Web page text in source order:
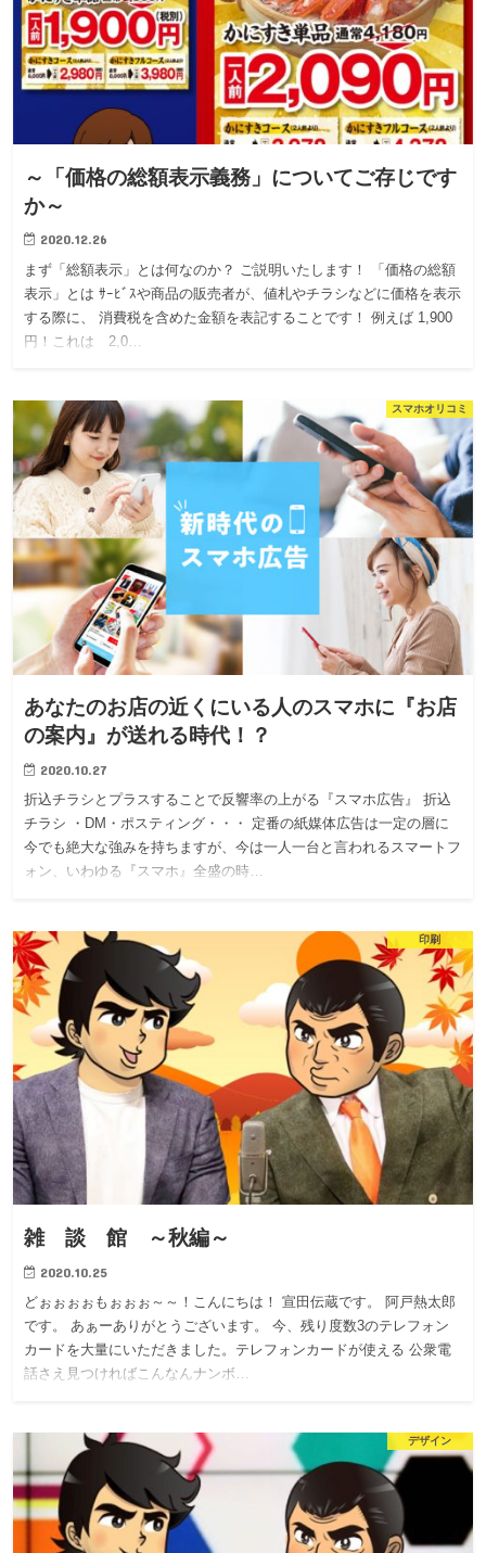
～「価格の総額表示義務」についてご存じです
か～
2020.12.26
まず「総額表示」とは何なのか？ ご説明いたします！ 「価格の総額
表示」とは ｻｰﾋﾞｽや商品の販売者が、値札やチラシなどに価格を表示
する際に、 消費税を含めた金額を表記することです！ 例えば 1,900
円！これは 2,0…
スマホオリコミ
あなたのお店の近くにいる人のスマホに『お店
の案内』が送れる時代！？
2020.10.27
折込チラシとプラスすることで反響率の上がる『スマホ広告』 折込
チラシ ・DM・ポスティング・・・ 定番の紙媒体広告は一定の層に
今でも絶大な強みを持ちますが、今は一人一台と言われるスマートフ
ォン、いわゆる『スマホ』全盛の時…
印刷
雑 談 館 ～秋編～
2020.10.25
どぉぉぉぉもぉぉぉ～～！こんにちは！ 宣田伝蔵です。 阿戸熱太郎
です。 あぁーありがとうございます。 今、残り度数3のテレフォン
カードを大量にいただきました。テレフォンカードが使える 公衆電
話さえ見つければこんなんナンボ…
デザイン